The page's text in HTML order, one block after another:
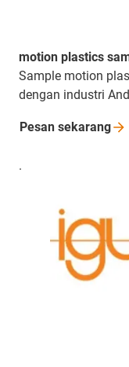
motion plastics
Sample motion
dengan industri
Pesan sekarang
.